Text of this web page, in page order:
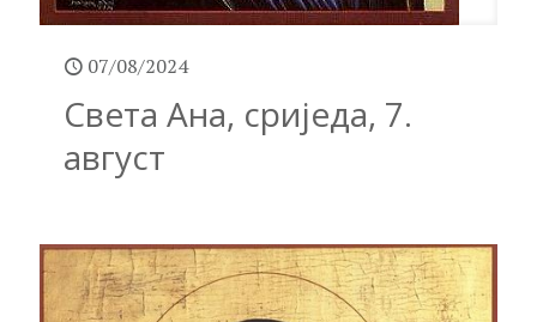
07/08/2024
Света Ана, сриједа, 7.
август